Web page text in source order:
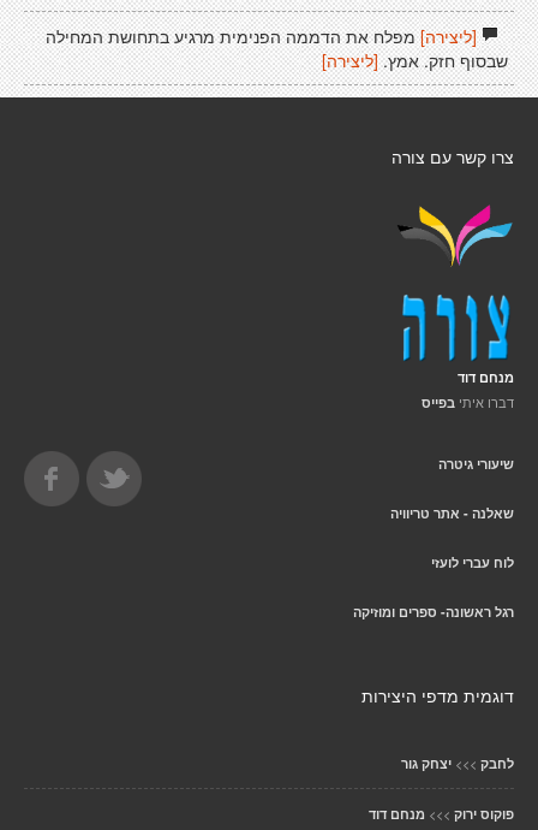
[ליצירה]מפלח את הדממה הפנימית מרגיע בתחושת המחילה
שבסוף חזק. אמץ. [ליצירה]
צרו קשר עם צורה
מנחם דוד
דברו איתי בפייס
שיעורי גיטרה
שאלנה - אתר טריוויה
לוח עברי לועזי
רגל ראשונה- ספרים ומוזיקה
דוגמית מדפי היצירות
לחבק >>> יצחק גור
פוקוס ירוק >>> מנחם דוד